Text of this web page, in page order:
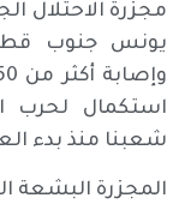
مجزرة الاحتلال
يونس جنوب
استكمال لحرب
شعبنا منذ بدء
المجزرة البشعة